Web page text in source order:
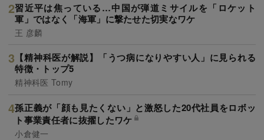
習近平は焦っている…中国が弾道ミサイルを「ロケット
軍」ではなく「海軍」に撃たせた切実なワケ
王 彦麟
【精神科医が解説】「うつ病になりやすい人」に見られる
特徴・トップ5
精神科医 Tomy
孫正義が「顔も見たくない」と激怒した20代社員をロボッ
ト事業責任者に抜擢したワケ
小倉健一